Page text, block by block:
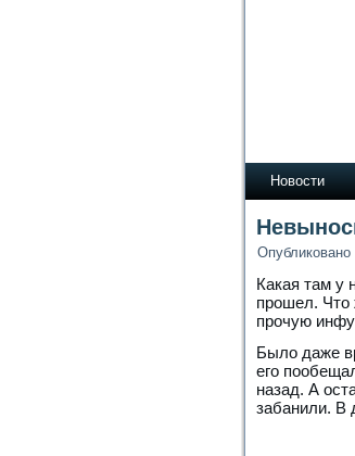
Новости
Опубликовано
Какая там у
прошел. Что
прочую
Было даже
его
назад. А
забанили. В